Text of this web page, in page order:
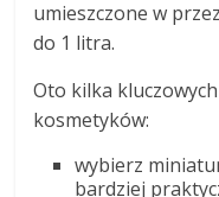
umieszczone w
do 1 litra.
Oto kilka
kosmetyków:
wybierz
bardziej